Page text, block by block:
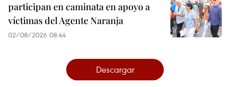
participan en caminata en apoyo a
víctimas del Agente Naranja
02/08/2026 08:44
Descargar